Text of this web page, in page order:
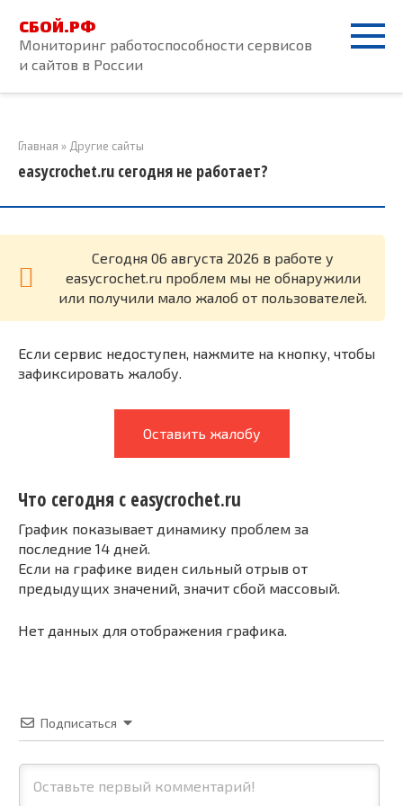
контенту
СБОЙ.РФ
Мониторинг работоспособности сервисов
и сайтов в России
Главная » Другие сайты
easycrochet.ru сегодня не работает?
Cегодня 06 августа 2026 в работе у
easycrochet.ru проблем мы не обнаружили
или получили мало жалоб от пользователей.
Если сервис недоступен, нажмите на кнопку, чтобы
зафиксировать жалобу.
Оставить жалобу
Что сегодня с easycrochet.ru
График показывает динамику проблем за
последние 14 дней.
Если на графике виден сильный отрыв от
предыдущих значений, значит сбой массовый.
Нет данных для отображения графика.
Подписаться